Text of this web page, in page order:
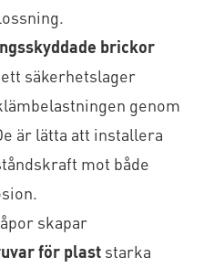
brickor
säkerhetslager
genom
är lätta att installera
mot både
skapar
för plast starka